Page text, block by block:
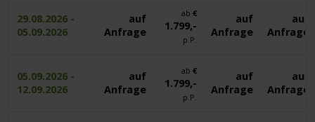
29.08.2026 -
05.09.2026
auf
Anfrage
ab€
1.799,-
p.P.
auf
Anfrage
auf
Anfrage
05.09.2026 -
12.09.2026
auf
Anfrage
ab€
1.799,-
p.P.
auf
Anfrage
auf
Anfrage